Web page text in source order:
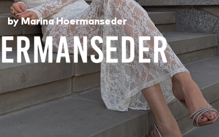
by Marina Hoermanseder